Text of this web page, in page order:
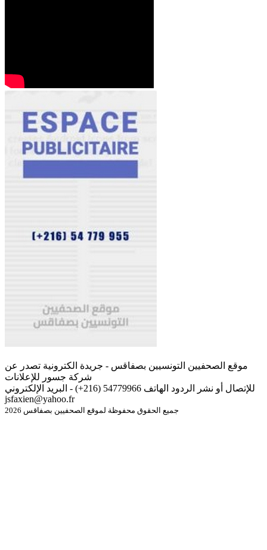
موقع الصحفيين التونسيين بصفاقس - جريدة الكترونية تصدر عن
شركة جسور للإعلانات
للإتصال أو نشر الردود الهاتف 54779966 (216+) - البريد الإلكتروني
jsfaxien@yahoo.fr
جميع الحقوق محفوظة لموقع الصحفيين بصفاقس 2026